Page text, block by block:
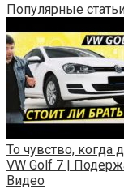
Популярные
То чувство, когда
VW Golf 7 |
Видео